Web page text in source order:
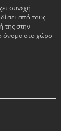
συνεχή
από τους
της στην
όνομα στο χώρο